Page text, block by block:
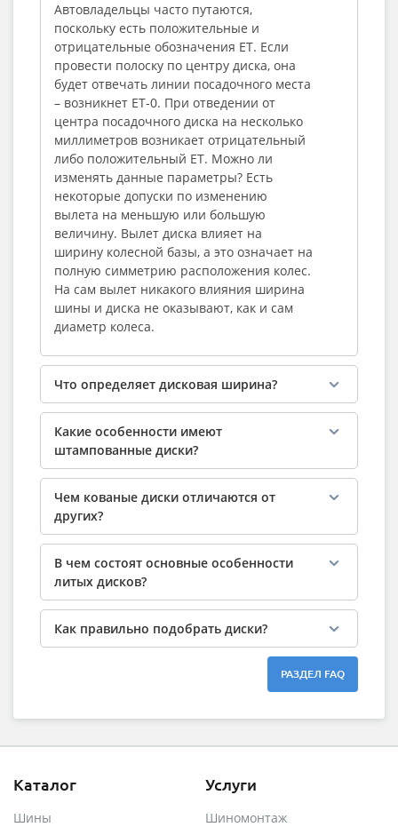
Автовладельцы часто путаются,
поскольку есть положительные и
отрицательные обозначения ЕТ. Если
провести полоску по центру диска, она
будет отвечать линии посадочного места
– возникнет ЕТ-0. При отведении от
центра посадочного диска на несколько
миллиметров возникает отрицательный
либо положительный ЕТ. Можно ли
изменять данные параметры? Есть
некоторые допуски по изменению
вылета на меньшую или большую
величину. Вылет диска влияет на
ширину колесной базы, а это означает на
полную симметрию расположения колес.
На сам вылет никакого влияния ширина
шины и диска не оказывают, как и сам
диаметр колеса.
Что определяет дисковая ширина?
Какие особенности имеют
штампованные диски?
Чем кованые диски отличаются от
других?
В чем состоят основные особенности
литых дисков?
Как правильно подобрать диски?
РАЗДЕЛ FAQ
Каталог
Шины
Услуги
Шиномонтаж